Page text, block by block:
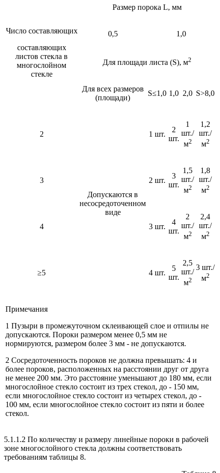
Число составляющих
составляющих
листов стекла в
многослойном
стекле
Размер порока L, мм
0,5 1,0
Для площади листа (S), м2
Для всех размеров
(площади)
S≤1,0 1,0 2,0 S>8,0
2
Допускаются в
несосредоточенном
виде
1 шт.
2
шт.
1
шт./
м2
1,2
шт./
м2
3 2 шт.
3
шт.
1,5
шт./
м2
1,8
шт./
м2
4 3 шт.
4
шт.
2
шт./
м2
2,4
шт./
м2
≥5 4 шт.
5
шт.
2,5
шт./
м2
3 шт./
м2
Примечания
1 Пузыри в промежуточном склеивающей слое и отпилы не
допускаются. Пороки размером менее 0,5 мм не
нормируются, размером более 3 мм - не допускаются.
2 Сосредоточенность пороков не должна превышать: 4 и
более пороков, расположенных на расстоянии друг от друга
не менее 200 мм. Это расстояние уменьшают до 180 мм, если
многослойное стекло состоит из трех стекол, до - 150 мм,
если многослойное стекло состоит из четырех стекол, до -
100 мм, если многослойное стекло состоит из пяти и более
стекол.
5.1.1.2 По количеству и размеру линейные пороки в рабочей
зоне многослойного стекла должны соответствовать
требованиям таблицы 8.